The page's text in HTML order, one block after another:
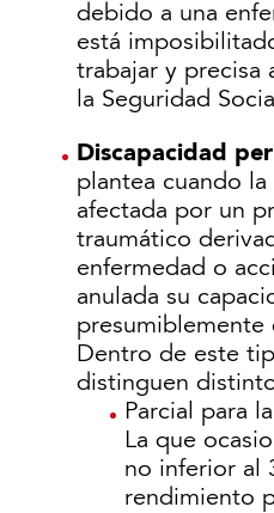
debido a una
está
trabajar y precisa
la Seguridad
Discapacidad
plantea cuando
afectada por un
traumático
enfermedad o
anulada su
presumiblemente
Dentro de este
distinguen
Parcial para
La que
no inferior al
rendimiento